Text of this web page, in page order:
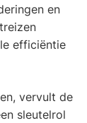
en
efficiëntie
vervult de
sleutelrol